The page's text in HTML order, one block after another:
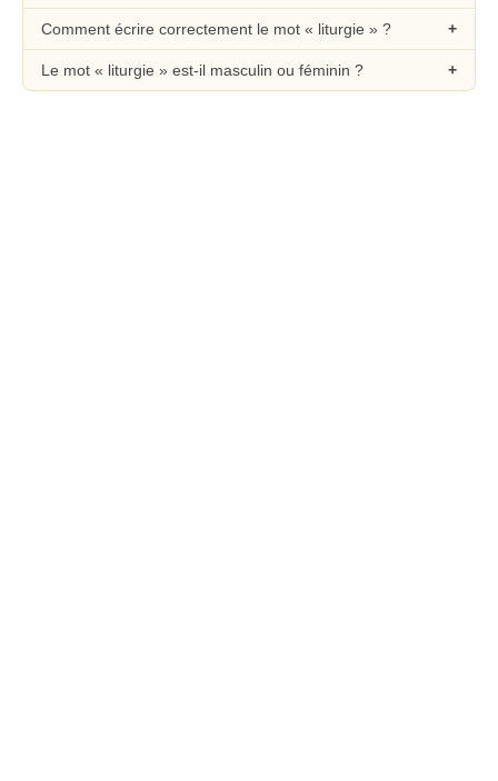
Comment écrire correctement le mot « liturgie » ?
Le mot « liturgie » est-il masculin ou féminin ?